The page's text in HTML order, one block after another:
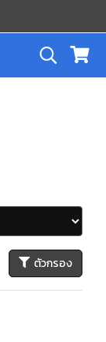
ตัวกรอง